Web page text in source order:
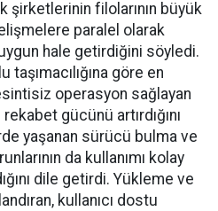
filolarının büyük
para­lel olarak
hale getirdiğini söyledi.
taşı­macılığına göre en
operasyon sağlayan
gücünü artırdığını
yaşa­nan sürücü bulma ve
da kullanı­mı kolay
dile getirdi. Yükleme ve
kullanıcı dostu